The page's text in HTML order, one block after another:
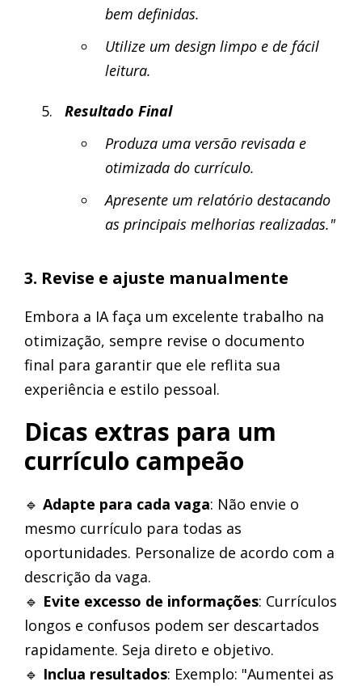
bem definidas.
Utilize um design limpo e de fácil
leitura.
Resultado Final
Produza uma versão revisada e
otimizada do currículo.
Apresente um relatório destacando
as principais melhorias realizadas."
3. Revise e ajuste manualmente
Embora a IA faça um excelente trabalho na
otimização, sempre revise o documento
final para garantir que ele reflita sua
experiência e estilo pessoal.
Dicas extras para um
currículo campeão
🔹 Adapte para cada vaga: Não envie o
mesmo currículo para todas as
oportunidades. Personalize de acordo com a
descrição da vaga.
🔹 Evite excesso de informações: Currículos
longos e confusos podem ser descartados
rapidamente. Seja direto e objetivo.
🔹 Inclua resultados: Exemplo: "Aumentei as